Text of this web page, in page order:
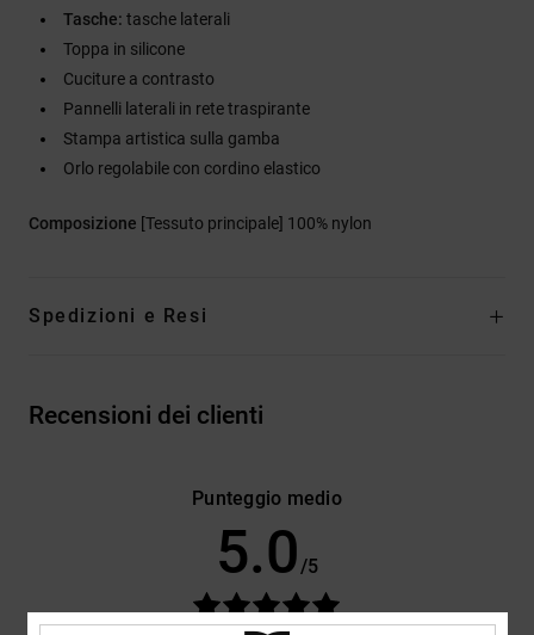
Tasche: tasche laterali
Toppa in silicone
Cuciture a contrasto
Pannelli laterali in rete traspirante
Stampa artistica sulla gamba
Orlo regolabile con cordino elastico
Composizione [Tessuto principale] 100% nylon
Spedizioni e Resi
Recensioni dei clienti
Punteggio medio
5.0 /5